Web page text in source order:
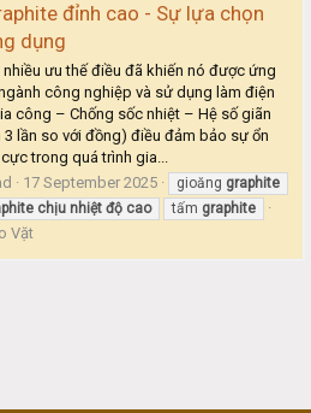
đỉnh cao - Sự lựa chọn
dụng
ưu thế điều đã khiến nó được ứng
công nghiệp và sử dụng làm điện
công – Chống sốc nhiệt – Hệ số giãn
3 lần so với đồng) điều đảm bảo sự ổn
trong quá trình gia...
17 September 2025 gioăng graphite
chịu nhiệt độ cao tấm graphite
Vặt